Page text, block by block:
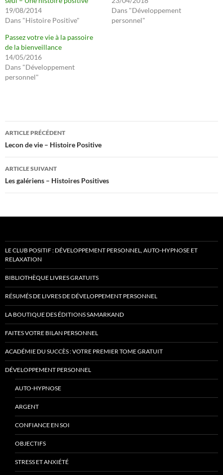
19/08/2014
Dans "Histoire Positive"
Dans "Développement
personnel"
Passez votre vie à la passoire
de la bienveillance
14/05/2016
Dans "Développement
personnel"
Navigation
des
articles
ARTICLE PRÉCÉDENT
Lecon de vie – Histoire Positive
ARTICLE SUIVANT
Les galériens – Histoires Positives
LE CLUB POSITIF : DÉVELOPPEMENT PERSONNEL, AUTO-HYPNOSE ET
RELAXATION
BIBLIOTHÈQUE LIVRES GRATUITS
RÉSUMÉS DE LIVRES DE DÉVELOPPEMENT PERSONNEL
LA BOUTIQUE DES ÉDITIONS SAMARKAND
FAITES VOTRE BILAN PERSONNEL
ACADÉMIE DU SUCCÈS : VOTRE PREMIER TOME GRATUIT
DÉVELOPPEMENT PERSONNEL
AUTO-HYPNOSE
ARGENT
CONFIANCE EN SOI
OBJECTIFS
STRESS ET ANXIÉTÉ